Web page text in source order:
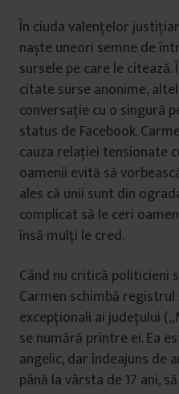
În ciuda valențelor
naște uneori semne de
sursele pe care le
citate surse anonime,
conversație cu o singură
status de Facebook.
cauza relației tensionate
oamenii evită să
ales că unii sunt din
complicat să le ceri
însă mulți le cred.
Când nu critică politicieni
Carmen schimbă
excepționali ai județului
se numără printre ei. Ea
angelic, dar îndeajuns de
până la vârsta de 17 ani,